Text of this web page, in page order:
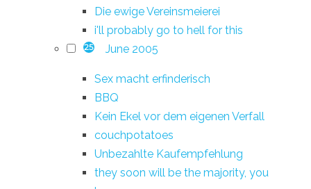
Die ewige Vereinsmeierei
i'll probably go to hell for this
25 June 2005
Sex macht erfinderisch
BBQ
Kein Ekel vor dem eigenen Verfall
couchpotatoes
Unbezahlte Kaufempfehlung
they soon will be the majority, you